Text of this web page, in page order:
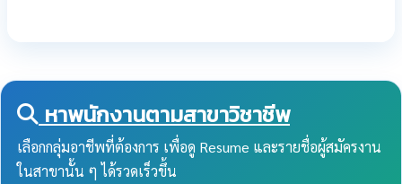
หาพนักงานตามสาขาวิชาชีพ
เลือกกลุ่มอาชีพที่ต้องการ เพื่อดู Resume และรายชื่อผู้สมัครงาน
ในสาขานั้น ๆ ได้รวดเร็วขึ้น